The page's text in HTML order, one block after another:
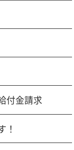
付金請求
！